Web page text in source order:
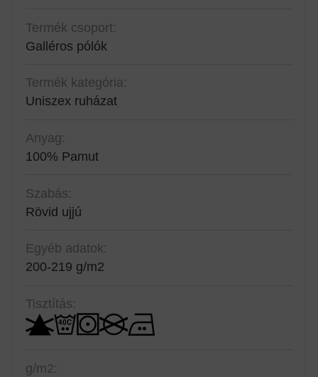
Termék csoport:
Galléros pólók
Termék kategória:
Uniszex ruházat
Anyag:
100% Pamut
Szabás:
Rövid ujjú
Egyéb adatok:
200-219 g/m2
Tisztítás:
g/m2: